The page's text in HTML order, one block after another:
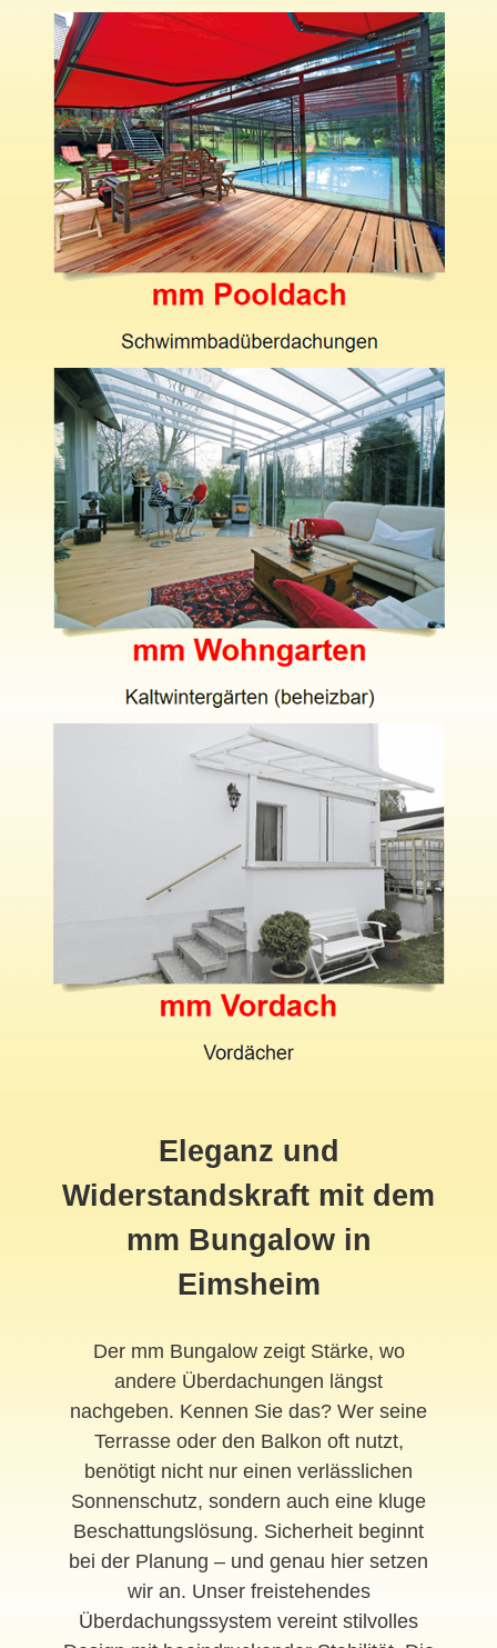
Eleganz und
Widerstandskraft mit dem
mm Bungalow in
Eimsheim
Der mm Bungalow zeigt Stärke, wo
andere Überdachungen längst
nachgeben. Kennen Sie das? Wer seine
Terrasse oder den Balkon oft nutzt,
benötigt nicht nur einen verlässlichen
Sonnenschutz, sondern auch eine kluge
Beschattungslösung. Sicherheit beginnt
bei der Planung – und genau hier setzen
wir an. Unser freistehendes
Überdachungssystem vereint stilvolles